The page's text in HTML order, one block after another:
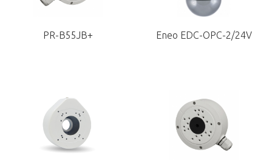
PR-B55JB+ Eneo EDC-OPC-2/24V